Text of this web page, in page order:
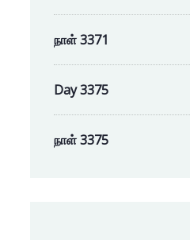
நாள் 3371
Day 3375
நாள் 3375